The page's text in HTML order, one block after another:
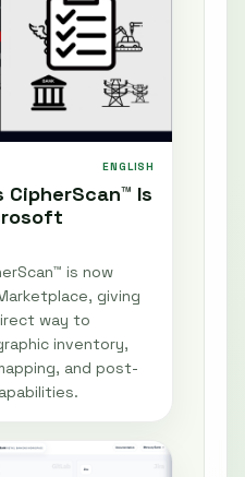
ENGLISH
CipherScan™ Is
is now
giving
way to
inventory,
and post-